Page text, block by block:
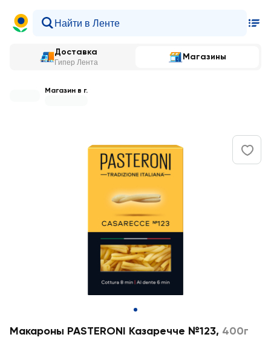
Доставка
Гипер Лента
Магазины
Магазин в г.
Макароны PASTERONI Казаречче №123, 400г